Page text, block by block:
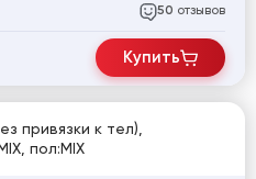
50 отзывов
Купить
привязки к тел),
пол:MIX